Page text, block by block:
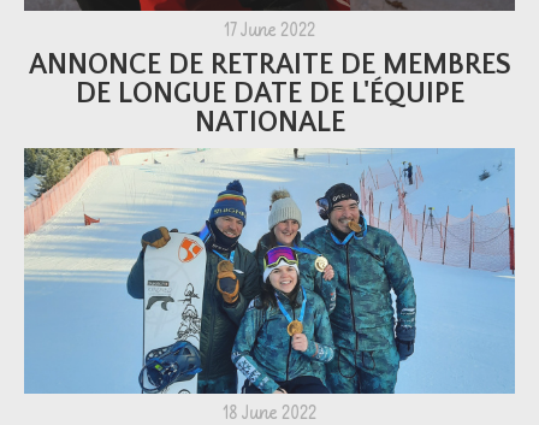
17 June 2022
ANNONCE DE RETRAITE DE MEMBRES
DE LONGUE DATE DE L'ÉQUIPE
NATIONALE
18 June 2022